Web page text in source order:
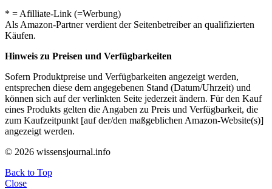
* = Afilliate-Link (=Werbung)
Als Amazon-Partner verdient der Seitenbetreiber an qualifizierten
Käufen.
Hinweis zu Preisen und Verfügbarkeiten
Sofern Produktpreise und Verfügbarkeiten angezeigt werden,
entsprechen diese dem angegebenen Stand (Datum/Uhrzeit) und
können sich auf der verlinkten Seite jederzeit ändern. Für den Kauf
eines Produkts gelten die Angaben zu Preis und Verfügbarkeit, die
zum Kaufzeitpunkt [auf der/den maßgeblichen Amazon-Website(s)]
angezeigt werden.
© 2026 wissensjournal.info
Back to Top
Close